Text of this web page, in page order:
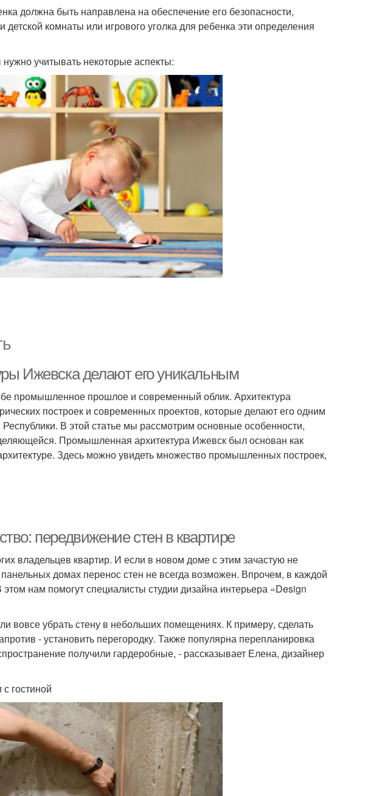
должна быть направлена на обеспечение его безопасности,
комнаты или игрового уголка для ребенка эти определения
учитывать некоторые аспекты:
Ижевска делают его уникальным
промышленное прошлое и современный облик. Архитектура
построек и современных проектов, которые делают его одним
В этой статье мы рассмотрим основные особенности,
Промышленная архитектура Ижевск был основан как
Здесь можно увидеть множество промышленных построек,
передвижение стен в квартире
владельцев квартир. И если в новом доме с этим зачастую не
домах перенос стен не всегда возможен. Впрочем, в каждой
этом нам помогут специалисты студии дизайна интерьера «Design
вовсе убрать стену в небольших помещениях. К примеру, сделать
- установить перегородку. Также популярна перепланировка
получили гардеробные, - рассказывает Елена, дизайнер
гостиной